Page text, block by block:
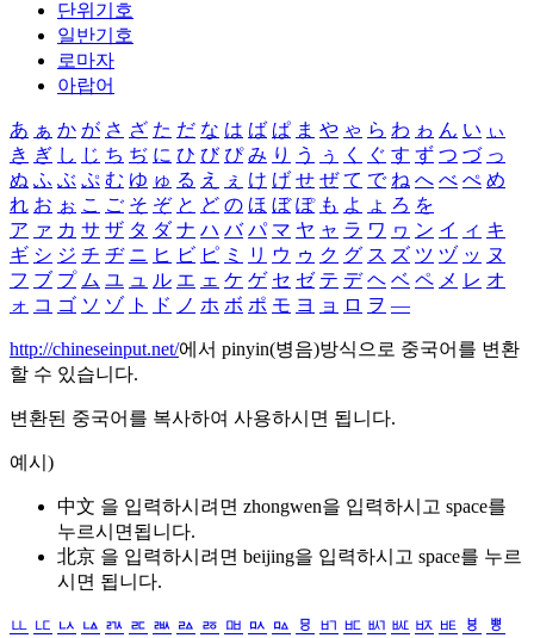
단위기호
일반기호
로마자
아랍어
あ ぁ か が さ ざ た だ な は ば ぱ ま や ゃ ら わ ゎ ん い ぃ
き ぎ し じ ち ぢ に ひ び ぴ み り う ぅ く ぐ す ず つ づ っ
ぬ ふ ぶ ぷ む ゆ ゅ る え ぇ け げ せ ぜ て で ね へ べ ぺ め
れ お ぉ こ ご そ ぞ と ど の ほ ぼ ぽ も よ ょ ろ を
ア ァ カ サ ザ タ ダ ナ ハ バ パ マ ヤ ャ ラ ワ ヮ ン イ ィ キ
ギ シ ジ チ ヂ ニ ヒ ビ ピ ミ リ ウ ゥ ク グ ス ズ ツ ヅ ッ ヌ
フ ブ プ ム ユ ュ ル エ ェ ケ ゲ セ ゼ テ デ ヘ ベ ペ メ レ オ
ォ コ ゴ ソ ゾ ト ド ノ ホ ボ ポ モ ヨ ョ ロ ヲ ―
http://chineseinput.net/에서 pinyin(병음)방식으로 중국어를 변환
할 수 있습니다.
변환된 중국어를 복사하여 사용하시면 됩니다.
예시)
中文 을 입력하시려면 zhongwen을 입력하시고 space를
누르시면됩니다.
北京 을 입력하시려면 beijing을 입력하시고 space를 누르
시면 됩니다.
ㅥ ㅦ ㅧ ㅨ ㅩ ㅪ ㅫ ㅬ ㅭ ㅮ ㅯ ㅰ ㅱ ㅲ ㅳ ㅴ ㅵ ㅶ ㅷ ㅸ
ㅹ